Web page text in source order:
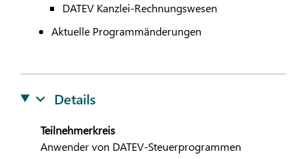
DATEVKanzlei-Rechnungswesen
Aktuelle Programmänderungen
Details
Teilnehmerkreis
Anwender von DATEV-Steuerprogrammen